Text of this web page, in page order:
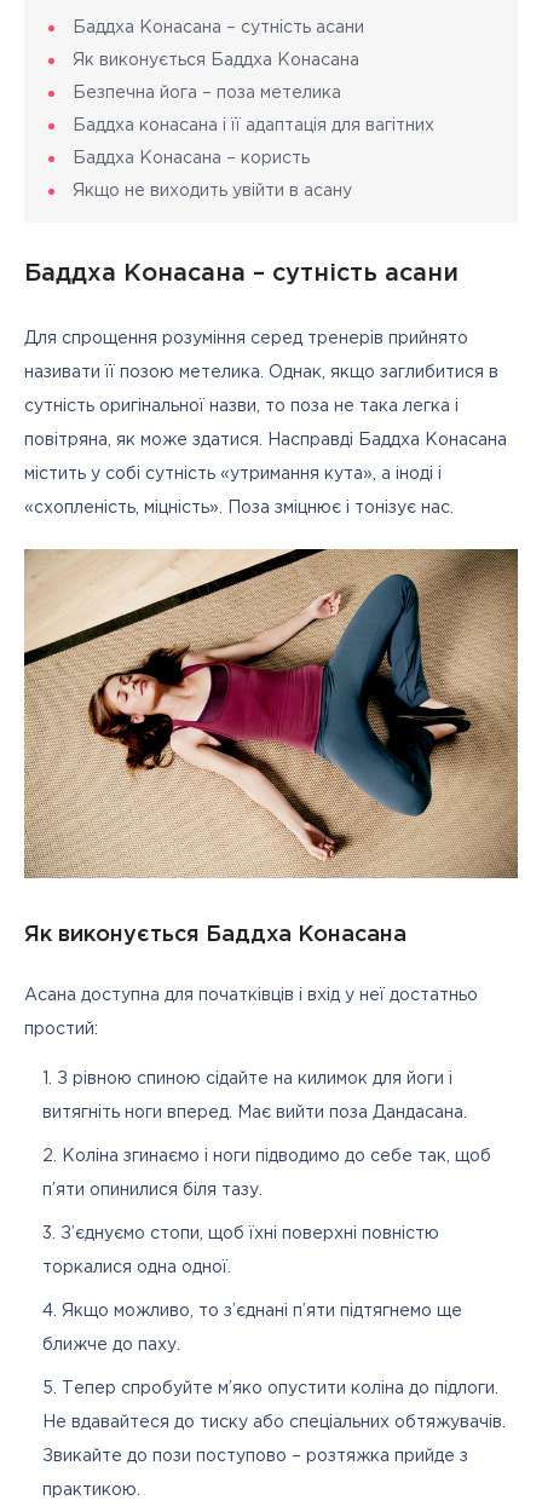
Баддха Конасана – сутність асани
Як виконується Баддха Конасана
Безпечна йога – поза метелика
Баддха конасана і її адаптація для вагітних
Баддха Конасана – користь
Якщо не виходить увійти в асану
Баддха Конасана – сутність асани
Для спрощення розуміння серед тренерів прийнято
називати її позою метелика. Однак, якщо заглибитися в
сутність оригінальної назви, то поза не така легка і
повітряна, як може здатися. Насправді Баддха Конасана
містить у собі сутність «утримання кута», а іноді і
«схопленість, міцність». Поза зміцнює і тонізує нас.
Як виконується Баддха Конасана
Асана доступна для початківців і вхід у неї достатньо
простий:
З рівною спиною сідайте на килимок для йоги і
витягніть ноги вперед. Має вийти поза Дандасана.
Коліна згинаємо і ноги підводимо до себе так, щоб
п’яти опинилися біля тазу.
З’єднуємо стопи, щоб їхні поверхні повністю
торкалися одна одної.
Якщо можливо, то з’єднані п’яти підтягнемо ще
ближче до паху.
Тепер спробуйте м’яко опустити коліна до підлоги.
Не вдавайтеся до тиску або спеціальних обтяжувачів.
Звикайте до пози поступово – розтяжка прийде з
практикою.